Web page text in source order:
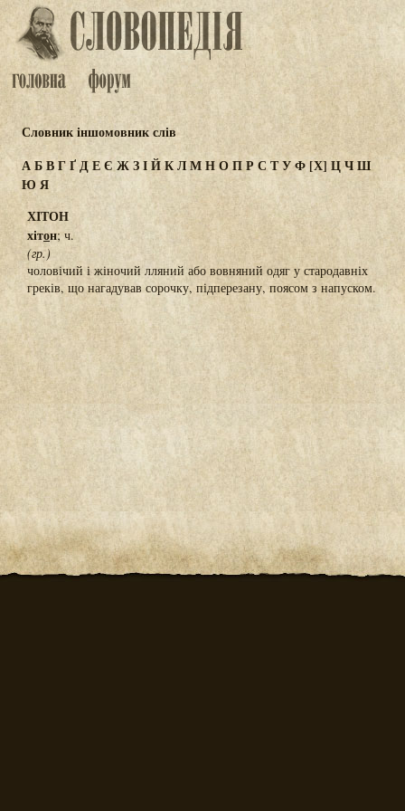
Словник іншомовник слів
АБВГҐДЕЄ ЖЗІЙКЛМНОПР СТУФ[Х] ЦЧШ
Ю Я
ХІТОН
хітон; ч.
(гр.)
чоловічий і жіночий лляний або вовняний одяг у стародавніх
греків, що нагадував сорочку, підперезану, поясом з напуском.